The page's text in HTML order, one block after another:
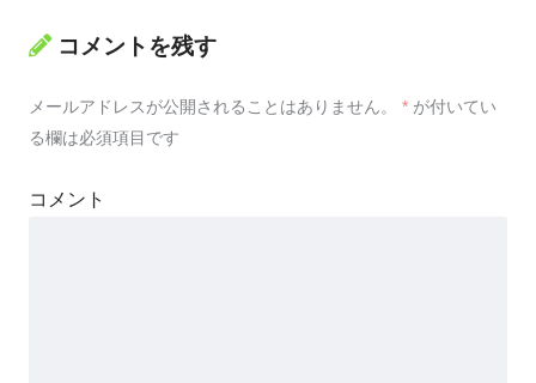
コメントを残す
メールアドレスが公開されることはありません。 * が付いてい
る欄は必須項目です
コメント